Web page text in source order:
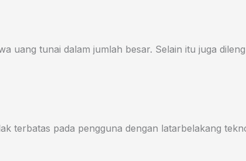
uang tunai dalam jumlah besar. Selain itu juga
terbatas pada pengguna dengan latarbelakang